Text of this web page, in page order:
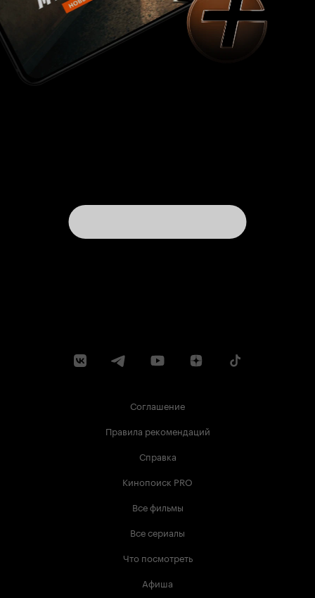
Соглашение
Правила рекомендаций
Справка
Кинопоиск PRO
Все фильмы
Все сериалы
Что посмотреть
Афиша